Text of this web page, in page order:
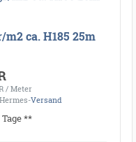
ca. H185 25m
/ Meter
Versand
**